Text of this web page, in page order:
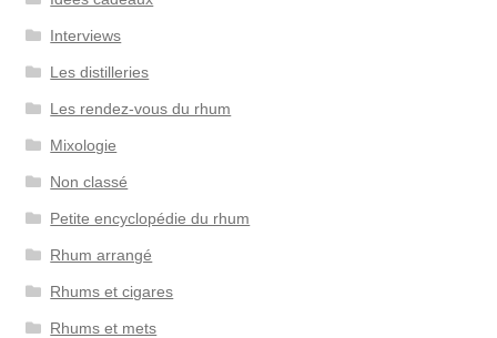
Interviews
Les distilleries
Les rendez-vous du rhum
Mixologie
Non classé
Petite encyclopédie du rhum
Rhum arrangé
Rhums et cigares
Rhums et mets